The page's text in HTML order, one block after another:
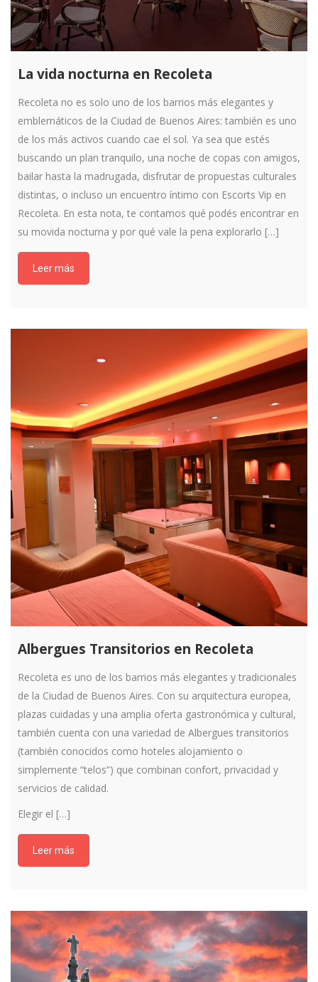
La vida nocturna en Recoleta
Recoleta no es solo uno de los barrios más elegantes y
emblemáticos de la Ciudad de Buenos Aires: también es uno
de los más activos cuando cae el sol. Ya sea que estés
buscando un plan tranquilo, una noche de copas con amigos,
bailar hasta la madrugada, disfrutar de propuestas culturales
distintas, o incluso un encuentro íntimo con Escorts Vip en
Recoleta. En esta nota, te contamos qué podés encontrar en
su movida nocturna y por qué vale la pena explorarlo […]
Leer más
Albergues Transitorios en Recoleta
Recoleta es uno de los barrios más elegantes y tradicionales
de la Ciudad de Buenos Aires. Con su arquitectura europea,
plazas cuidadas y una amplia oferta gastronómica y cultural,
también cuenta con una variedad de Albergues transitorios
(también conocidos como hoteles alojamiento o
simplemente “telos”) que combinan confort, privacidad y
servicios de calidad.
Elegir el […]
Leer más